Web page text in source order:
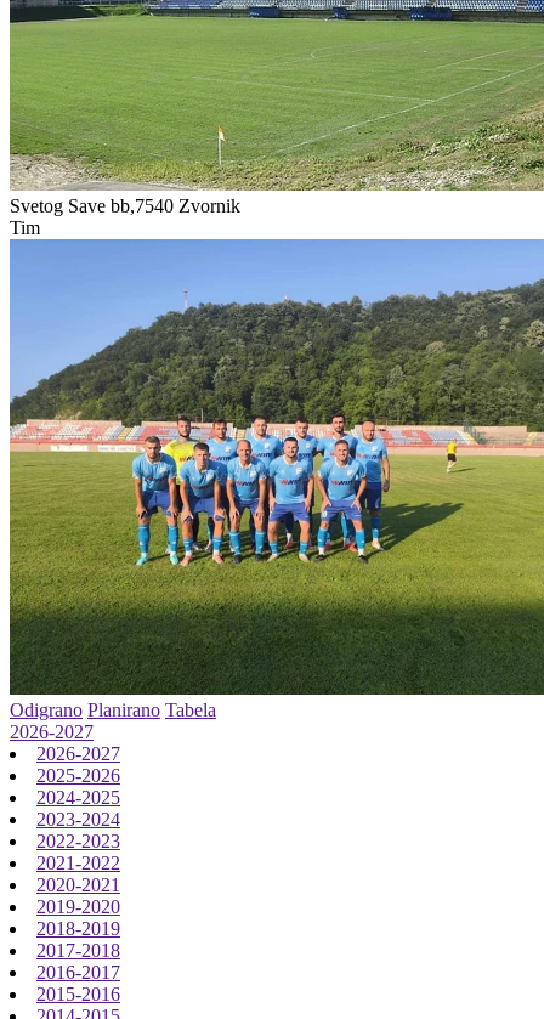
Svetog Save bb,7540 Zvornik
Tim
Odigrano Planirano Tabela
2026-2027
2026-2027
2025-2026
2024-2025
2023-2024
2022-2023
2021-2022
2020-2021
2019-2020
2018-2019
2017-2018
2016-2017
2015-2016